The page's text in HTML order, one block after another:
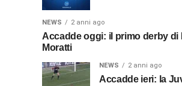
NEWS 2 anni ago
Accadde oggi: il primo derby di
Moratti
NEWS 2 anni ago
Accadde ieri: la